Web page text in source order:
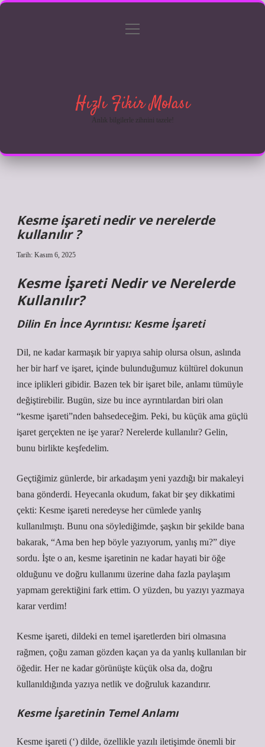
Gizlilik Politikası
menüyü
Hızlı Fikir Molası
Anlık bilgilerle zihnini tazele!
Kesme işareti nedir ve nerelerde
kullanılır ?
Tarih: Kasım 6, 2025
Kesme İşareti Nedir ve Nerelerde
Kullanılır?
Dilin En İnce Ayrıntısı: Kesme İşareti
Dil, ne kadar karmaşık bir yapıya sahip olursa olsun, aslında
her bir harf ve işaret, içinde bulunduğumuz kültürel dokunun
ince iplikleri gibidir. Bazen tek bir işaret bile, anlamı tümüyle
değiştirebilir. Bugün, size bu ince ayrıntılardan biri olan
“kesme işareti”nden bahsedeceğim. Peki, bu küçük ama güçlü
işaret gerçekten ne işe yarar? Nerelerde kullanılır? Gelin,
bunu birlikte keşfedelim.
Geçtiğimiz günlerde, bir arkadaşım yeni yazdığı bir makaleyi
bana gönderdi. Heyecanla okudum, fakat bir şey dikkatimi
çekti: Kesme işareti neredeyse her cümlede yanlış
kullanılmıştı. Bunu ona söylediğimde, şaşkın bir şekilde bana
bakarak, “Ama ben hep böyle yazıyorum, yanlış mı?” diye
sordu. İşte o an, kesme işaretinin ne kadar hayati bir öğe
olduğunu ve doğru kullanımı üzerine daha fazla paylaşım
yapmam gerektiğini fark ettim. O yüzden, bu yazıyı yazmaya
karar verdim!
Kesme işareti, dildeki en temel işaretlerden biri olmasına
rağmen, çoğu zaman gözden kaçan ya da yanlış kullanılan bir
öğedir. Her ne kadar görünüşte küçük olsa da, doğru
kullanıldığında yazıya netlik ve doğruluk kazandırır.
Kesme İşaretinin Temel Anlamı
Kesme işareti (‘) dilde, özellikle yazılı iletişimde önemli bir